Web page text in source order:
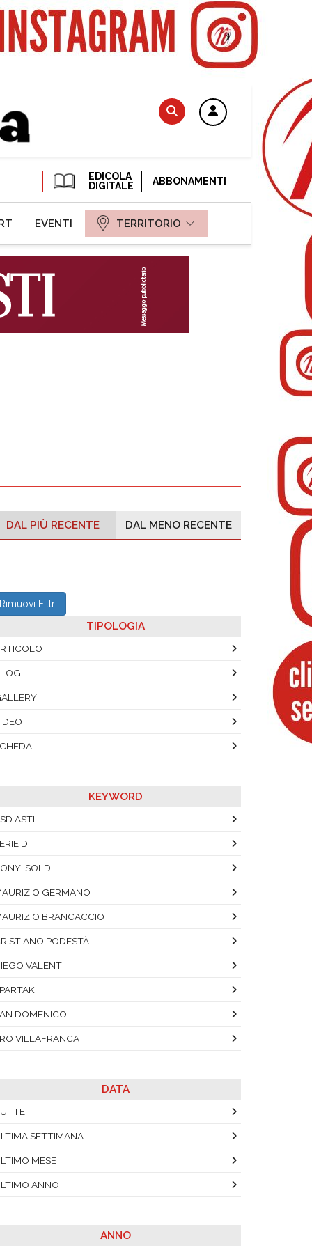
EDICOLA
DIGITALE
ABBONAMENTI
EVENTI TERRITORIO
DAL PIÙ RECENTE DAL MENO RECENTE
Rimuovi Filtri
TIPOLOGIA
KEYWORD
ASTI
D
ISOLDI
GERMANO
BRANCACCIO
PODESTÀ
VALENTI
DOMENICO
VILLAFRANCA
DATA
SETTIMANA
MESE
ANNO
ANNO